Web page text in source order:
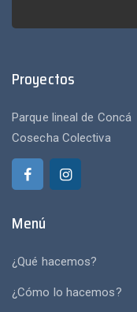
Proyectos
Parque lineal de Concá
Cosecha Colectiva
Menú
¿Qué hacemos?
¿Cómo lo hacemos?